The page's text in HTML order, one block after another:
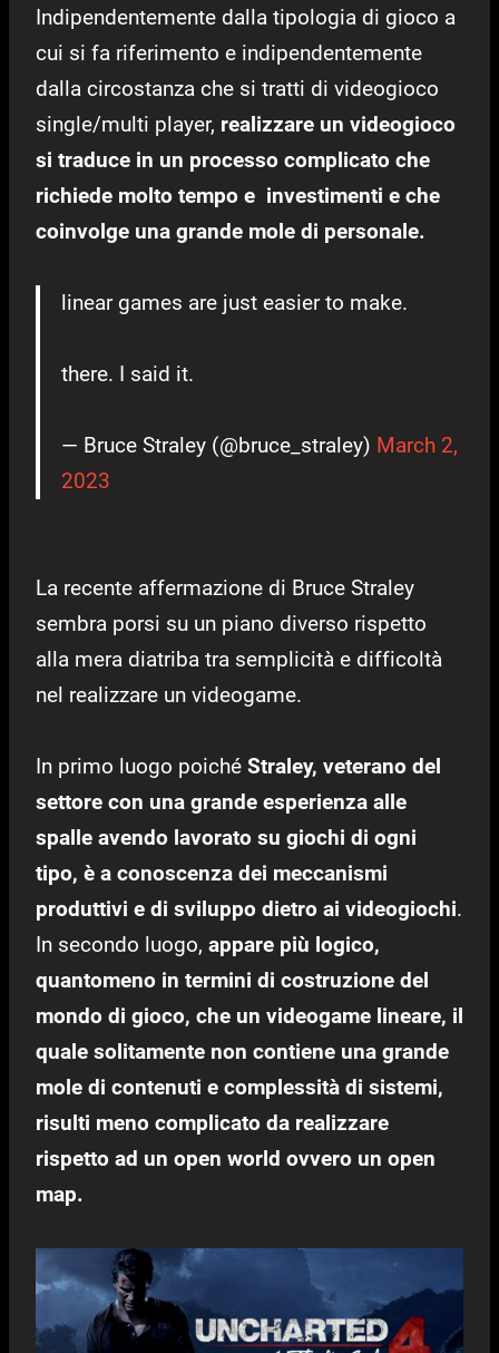
Indipendentemente dalla tipologia di gioco a
cui si fa riferimento e indipendentemente
dalla circostanza che si tratti di videogioco
single/multi player, realizzare un videogioco
si traduce in un processo complicato che
richiede molto tempo e investimenti e che
coinvolge una grande mole di personale.
linear games are just easier to make.
there. I said it.
— Bruce Straley (@bruce_straley) March 2,
2023
La recente affermazione di Bruce Straley
sembra porsi su un piano diverso rispetto
alla mera diatriba tra semplicità e difficoltà
nel realizzare un videogame.
In primo luogo poiché Straley, veterano del
settore con una grande esperienza alle
spalle avendo lavorato su giochi di ogni
tipo, è a conoscenza dei meccanismi
produttivi e di sviluppo dietro ai videogiochi.
In secondo luogo, appare più logico,
quantomeno in termini di costruzione del
mondo di gioco, che un videogame lineare, il
quale solitamente non contiene una grande
mole di contenuti e complessità di sistemi,
risulti meno complicato da realizzare
rispetto ad un open world ovvero un open
map.